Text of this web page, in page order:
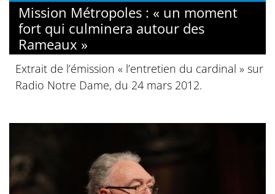
Mission Métropoles : « un moment
fort qui culminera autour des
Rameaux »
Extrait de l’émission « l’entretien du cardinal » sur
Radio Notre Dame, du 24 mars 2012.